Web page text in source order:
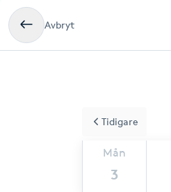
Avbryt
Mån
3
Tidigare